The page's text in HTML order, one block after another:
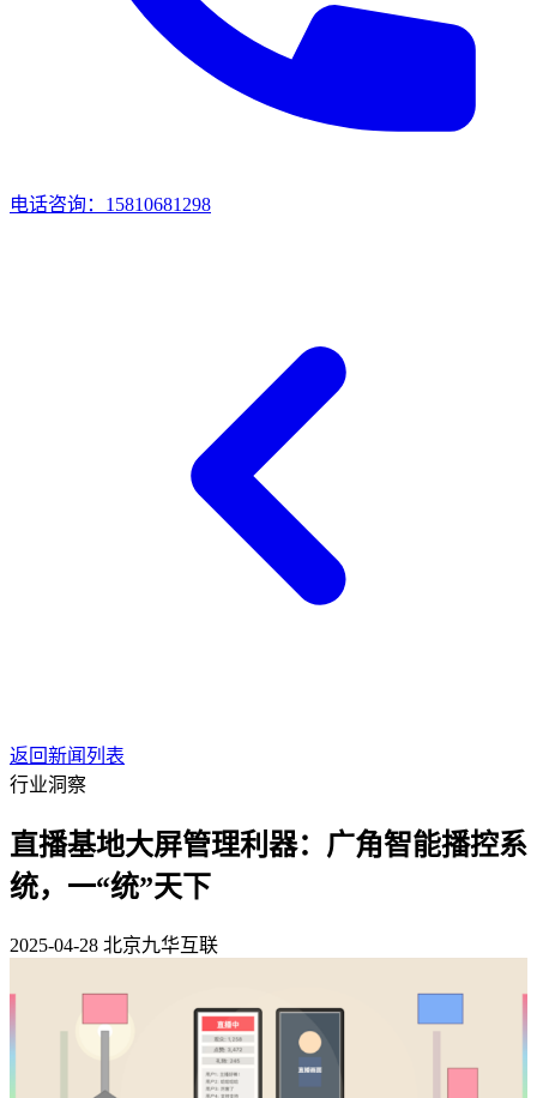
电话咨询：15810681298
返回新闻列表
行业洞察
直播基地大屏管理利器：广角智能播控系
统，一“统”天下
2025-04-28 北京九华互联